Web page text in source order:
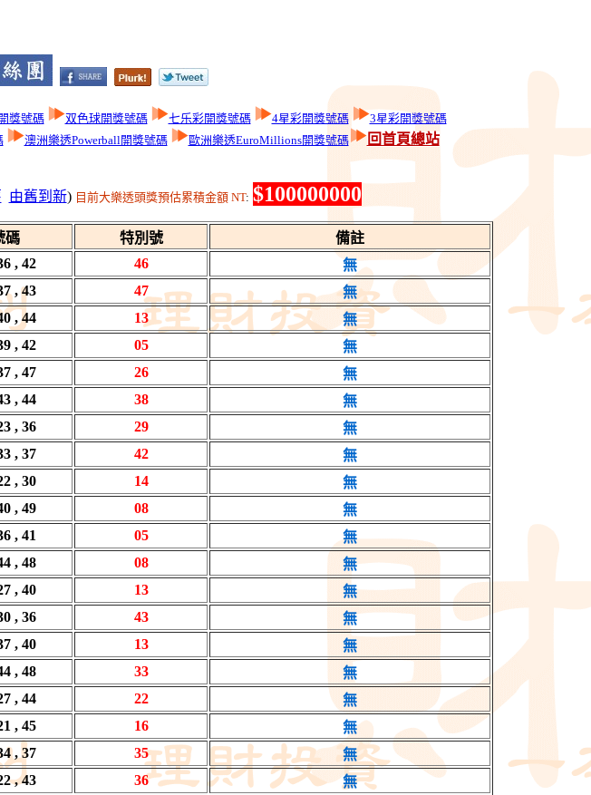
獎號碼 双色球開獎號碼 七乐彩開獎號碼 4星彩開獎號碼
3星彩開獎號碼
澳洲樂透Powerball開獎號碼 歐洲樂透EuroMillions開獎號碼 回首頁總站
由舊到新) 目前大樂透頭獎預估累積金額 NT: $100000000
碼 特別號
備註
, 42 46
無
, 43 47
無
, 44 13
無
, 42 05
無
, 47 26
無
, 44 38
無
, 36 29
無
, 37 42
無
, 30 14
無
, 49 08
無
, 41 05
無
, 48 08
無
, 40 13
無
, 36 43
無
, 40 13
無
, 48 33
無
, 44 22
無
, 45 16
無
, 37 35
無
, 43 36
無